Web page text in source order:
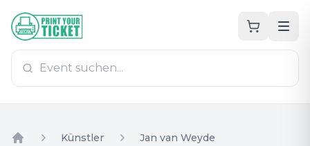
Zum Hauptinhalt
PrintYourTicket
Künstler Jan van Weyde